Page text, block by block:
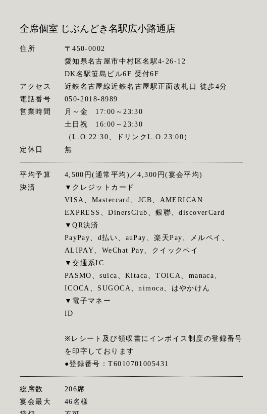
全席個室 じぶんどき名駅広小路通店
住所
〒450-0002
愛知県名古屋市中村区名駅4-26-12
DK名駅笹島ビル6F 受付6F
アクセス
近鉄名古屋線近鉄名古屋駅正面改札口 徒歩4分
電話番号
050-2018-8989
営業時間
月～金 17:00～23:30
土日祝 16:00～23:30
（L.O.22:30、ドリンクL.O.23:00）
定休日
無
平均予算
4,500円(通常平均)／4,300円(宴会平均)
決済
▼クレジットカード
VISA、Mastercard、JCB、AMERICAN
EXPRESS、DinersClub、銀聯、discoverCard
▼QR決済
PayPay、d払い、auPay、楽天Pay、メルペイ、
ALIPAY、WeChat Pay、クイックペイ
▼交通系IC
PASMO、suica、Kitaca、TOICA、manaca、
ICOCA、SUGOCA、nimoca、はやかけん
▼電子マネー
ID
※レシート及び領収書にインボイス制度の登録番号
を印字しております
●登録番号：T6010701005431
総席数
206席
宴会最大
46名様